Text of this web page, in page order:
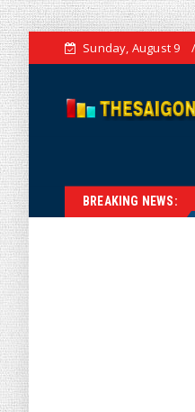
Sunday, August 9
BREAKING NEWS:
The 100 Billion